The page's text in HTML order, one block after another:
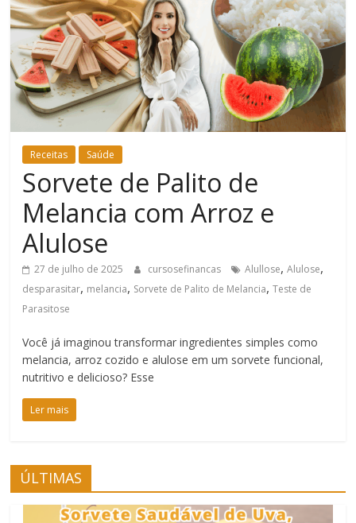
e
Bem-
Estar
Receitas Saúde
Sorvete de Palito de
Melancia com Arroz e
Alulose
27 de julho de 2025 cursosefinancas Alullose,Alulose,
desparasitar, melancia, Sorvete de Palito de Melancia,Teste de
Parasitose
Você já imaginou transformar ingredientes simples como
melancia, arroz cozido e alulose em um sorvete funcional,
nutritivo e delicioso? Esse
Ler mais
ÚLTIMAS